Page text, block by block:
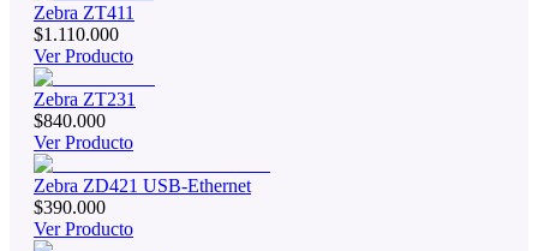
Zebra ZT411
$1.110.000
Ver Producto
Zebra ZT231
$840.000
Ver Producto
Zebra ZD421 USB-Ethernet
$390.000
Ver Producto